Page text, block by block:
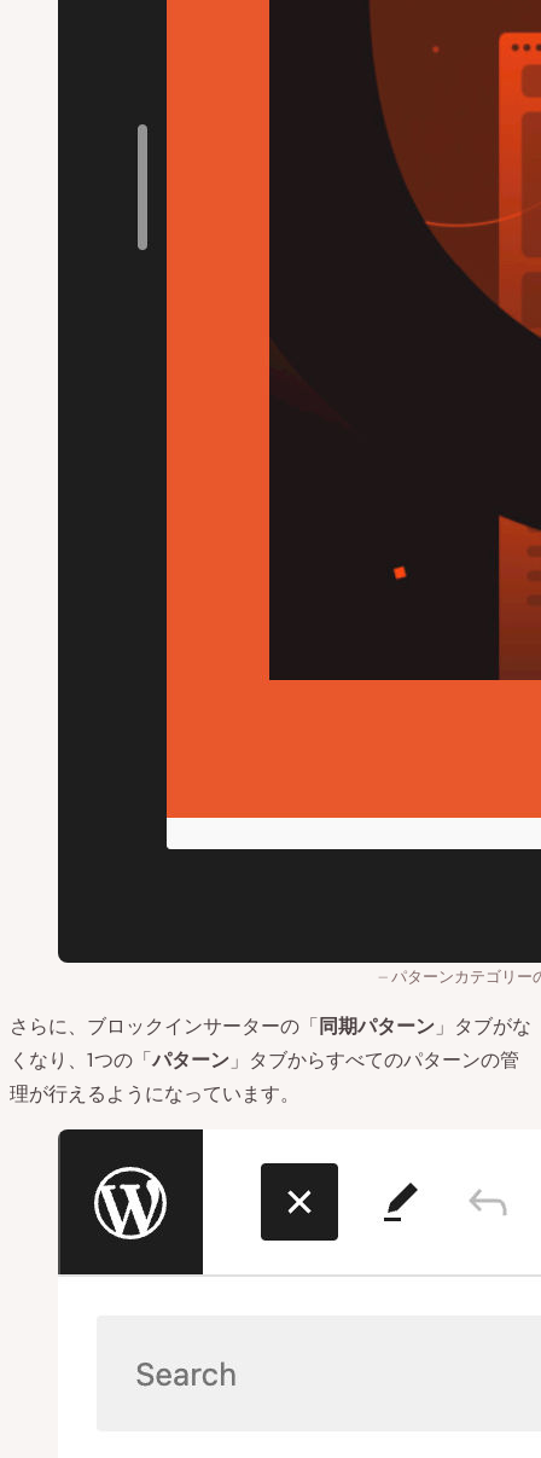
パターンカテゴリー
さらに、ブロックインサーターの「同期パターン 」タブがな
くなり、1つの「パターン 」タブからすべてのパターンの管
理が行えるようになっています。